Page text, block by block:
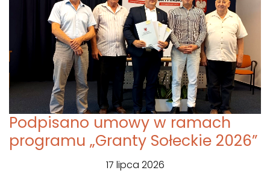
Podpisano umowy w ramach
programu „Granty Sołeckie 2026”
17 lipca 2026